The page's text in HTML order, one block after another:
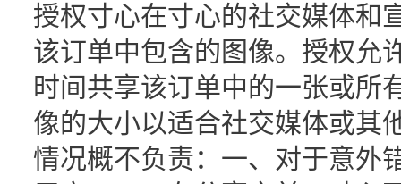
授权寸心在寸心的社交媒体和
该订单中包含的图像。授权允
时间共享该订单中的一张或所
像的大小以适合社交媒体或其
情况概不负责：一、对于意外